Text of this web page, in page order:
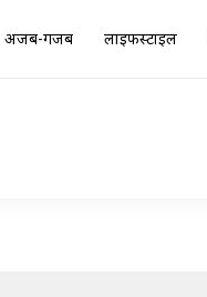
अजब-गजब लाइफस्टाइल